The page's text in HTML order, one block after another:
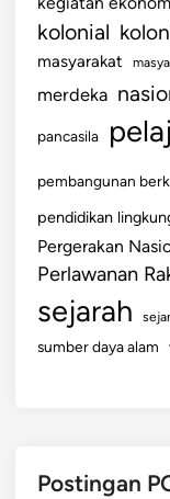
kolonial
masyarakat
merdeka
pancasila
pembangunan
pendidikan
Pergerakan
Perlawanan
sejarah
sumber daya alam
Postingan